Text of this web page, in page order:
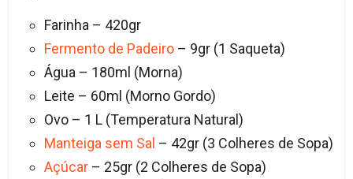
Farinha – 420gr
Fermento de Padeiro– 9gr (1 Saqueta)
Água – 180ml (Morna)
Leite – 60ml (Morno Gordo)
Ovo – 1 L (Temperatura Natural)
Manteiga sem Sal – 42gr (3 Colheres de Sopa)
Açúcar– 25gr (2 Colheres de Sopa)